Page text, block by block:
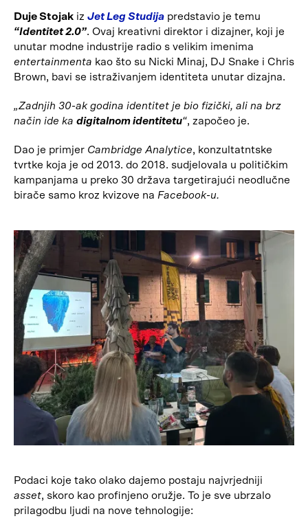
Duje Stojak iz Jet Leg Studija predstavio je temu
“Identitet 2.0”. Ovaj kreativni direktor i dizajner, koji je
unutar modne industrije radio s velikim imenima
entertainmenta kao što su Nicki Minaj, DJ Snake i Chris
Brown, bavi se istraživanjem identiteta unutar dizajna.
„Zadnjih 30-ak godina identitet je bio fizički, ali na brz
način ide ka digitalnom identitetu“, započeo je.
Dao je primjer Cambridge Analytice, konzultatntske
tvrtke koja je od 2013. do 2018. sudjelovala u političkim
kampanjama u preko 30 država targetirajući neodlučne
birače samo kroz kvizove na Facebook-u.
Podaci koje tako olako dajemo postaju najvrjedniji
asset, skoro kao profinjeno oružje. To je sve ubrzalo
prilagodbu ljudi na nove tehnologije: